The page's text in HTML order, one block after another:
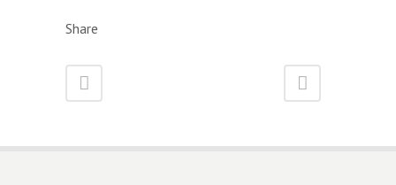
Share